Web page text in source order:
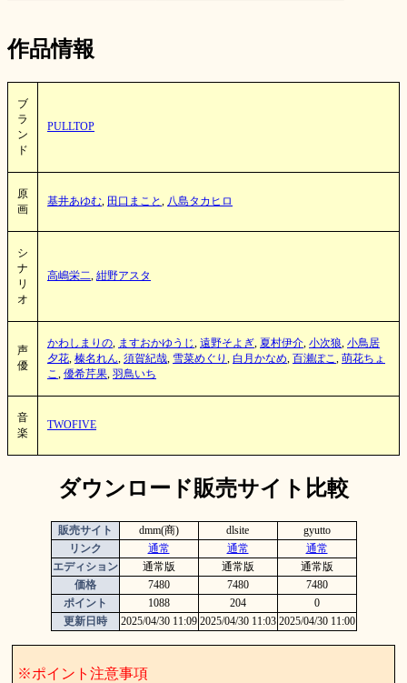
作品情報
ブ
ラ
ン
ド
PULLTOP
原
画
基井あゆむ, 田口まこと, 八島タカヒロ
シ
ナ
リ
オ
高嶋栄二, 紺野アスタ
声
優
かわしまりの, ますおかゆうじ, 遠野そよぎ, 夏村伊介, 小次狼, 小鳥居
夕花, 榛名れん, 須賀紀哉, 雪菜めぐり , 白月かなめ, 百瀬ぽこ, 萌花ちょ
こ, 優希芹果, 羽鳥いち
音
楽
TWOFIVE
ダウンロード販売サイト比較
販売サイト dmm(商) dlsite
gyutto
リンク
通常 通常
通常
エディション
通常版 通常版
通常版
価格
7480 7480
7480
ポイント
1088 204
0
更新日時
2025/04/30 11:09 2025/04/30 11:03 2025/04/30 11:00
※ポイント注意事項